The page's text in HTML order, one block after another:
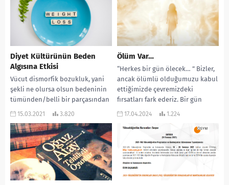
tarafından yayımlanan sayısal...
Diyet Kültürünün Beden
Algısına Etkisi
Vücut dismorfik bozukluk, yani
şekli ne olursa olsun bedeninin
tümünden/belli bir parçasından
her daim hoşnutsuz olma,
15.03.2021 3.820
Ölüm Var…
“Herkes bir gün ölecek… ” Bizler,
ancak ölümlü olduğumuzu kabul
ettiğimizde çevremizdeki
fırsatları fark ederiz. Bir gün
öleceğinizi kabul ettiğinizde...
17.04.2024 1.224